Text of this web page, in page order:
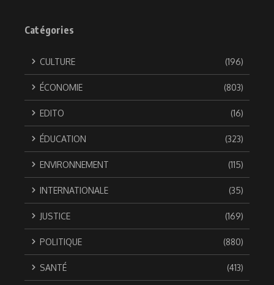
Catégories
CULTURE (196)
ÉCONOMIE (803)
EDITO (16)
ÉDUCATION (323)
ENVIRONNEMENT (115)
INTERNATIONALE (35)
JUSTICE (169)
POLITIQUE (880)
SANTÉ (413)